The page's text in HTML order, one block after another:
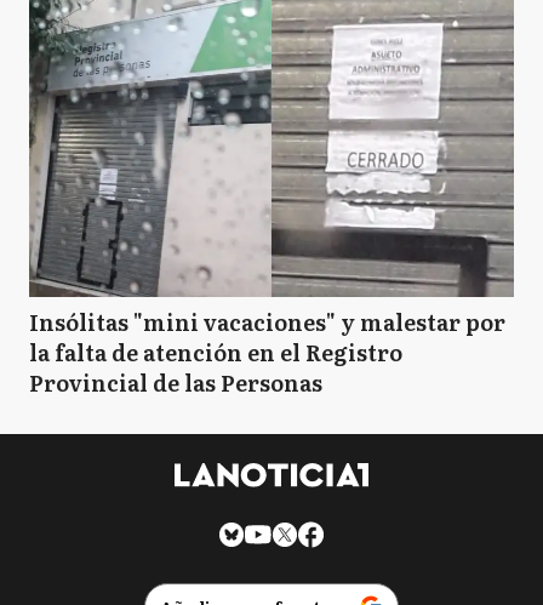
Insólitas "mini vacaciones" y malestar por
la falta de atención en el Registro
Provincial de las Personas